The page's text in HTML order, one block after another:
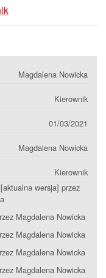
Magdalena Nowicka
Kierownik
01/03/2021
Magdalena Nowicka
Kierownik
wersja] przez
Magdalena Nowicka
Magdalena Nowicka
Magdalena Nowicka
Magdalena Nowicka